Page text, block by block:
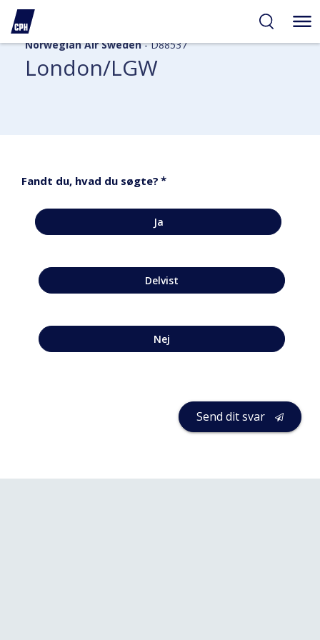
Norwegian Air Sweden- D88537
London/LGW
Fandt du, hvad du søgte? *
Ja
Delvist
Nej
Send dit svar